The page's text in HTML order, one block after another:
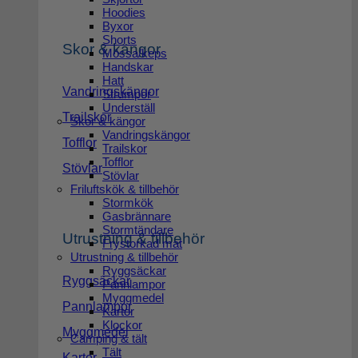
Skor & kängor
Vandringskängor
Trailskor
Tofflor
Stövlar
Utrustning & tillbehör
Ryggsäckar
Pannlampor
Myggmedel
Hoodies
Byxor
Shorts
Mössa/keps
Handskar
Hatt
Strumpor
Underställ
Skor & kängor
Vandringskängor
Trailskor
Tofflor
Stövlar
Friluftskök & tillbehör
Stormkök
Gasbrännare
Stormtändare
Frystorkad mat
Utrustning & tillbehör
Ryggsäckar
Pannlampor
Myggmedel
Kartor
Klockor
Camping & tält
Tält